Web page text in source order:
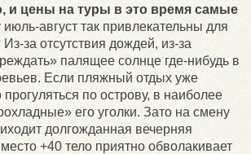
и цены на туры в это время самые
август так привлекательны для
за отсутствия дождей, из-за
палящее солнце где-нибудь в
Если пляжный отдых уже
по острову, в наиболее
его уголки. Зато на смену
долгожданная вечерняя
+40 тело приятно обволакивает